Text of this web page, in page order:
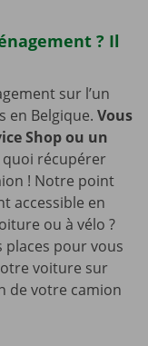
? Il
sur l’un
en Belgique. Vous
Shop ou un
quoi récupérer
! Notre point
accessible en
ou à vélo ?
places pour vous
voiture sur
de votre camion